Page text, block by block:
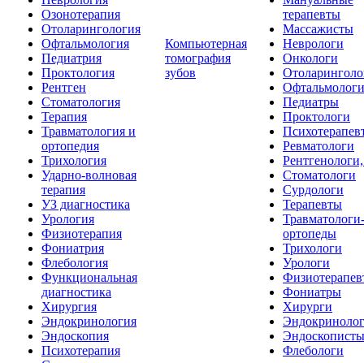
Озонотерапия
Отоларингология
Офтальмология
Педиатрия
Проктология
Рентген
Стоматология
Терапия
Травматология и
ортопедия
Трихология
Ударно-волновая
терапия
УЗ диагностика
Урология
Физиотерапия
Фониатрия
Флебология
Функциональная
диагностика
Хирургия
Эндокринология
Эндоскопия
Психотерапия
Компьютерная
томография
зубов
терапевты
Массажисты
Неврологи
Онкологи
Офтальмологи
Педиатры
Проктологи
Ревматологи
Стоматологи
Сурдологи
Терапевты
Травматологи-
ортопеды
Трихологи
Урологи
Фониатры
Хирурги
Эндоскописты
Флебологи